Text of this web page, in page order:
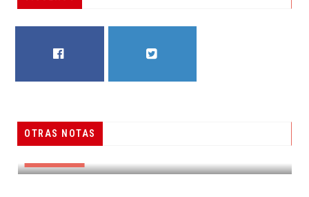
OTRAS NOTAS
RESUELVEN DOS CASOS DE ENGAÑO TELEFÓNICO